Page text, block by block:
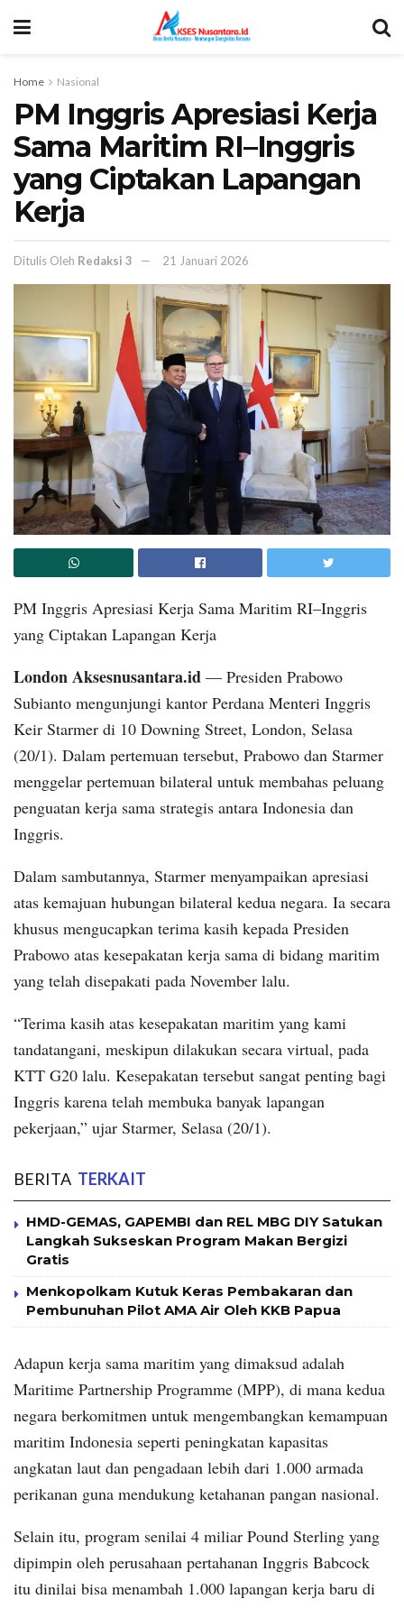
Home Nasional
PM Inggris Apresiasi Kerja
Sama Maritim RI–Inggris
yang Ciptakan Lapangan
Kerja
Ditulis Oleh Redaksi 3 21 Januari 2026
PM Inggris Apresiasi Kerja Sama Maritim RI–Inggris
yang Ciptakan Lapangan Kerja
London Aksesnusantara.id — Presiden Prabowo
Subianto mengunjungi kantor Perdana Menteri Inggris
Keir Starmer di 10 Downing Street, London, Selasa
(20/1). Dalam pertemuan tersebut, Prabowo dan Starmer
menggelar pertemuan bilateral untuk membahas peluang
penguatan kerja sama strategis antara Indonesia dan
Inggris.
Dalam sambutannya, Starmer menyampaikan apresiasi
atas kemajuan hubungan bilateral kedua negara. Ia secara
khusus mengucapkan terima kasih kepada Presiden
Prabowo atas kesepakatan kerja sama di bidang maritim
yang telah disepakati pada November lalu.
“Terima kasih atas kesepakatan maritim yang kami
tandatangani, meskipun dilakukan secara virtual, pada
KTT G20 lalu. Kesepakatan tersebut sangat penting bagi
Inggris karena telah membuka banyak lapangan
pekerjaan,” ujar Starmer, Selasa (20/1).
BERITA TERKAIT
HMD-GEMAS, GAPEMBI dan REL MBG DIY Satukan
Langkah Sukseskan Program Makan Bergizi
Gratis
Menkopolkam Kutuk Keras Pembakaran dan
Pembunuhan Pilot AMA Air Oleh KKB Papua
Adapun kerja sama maritim yang dimaksud adalah
Maritime Partnership Programme (MPP), di mana kedua
negara berkomitmen untuk mengembangkan kemampuan
maritim Indonesia seperti peningkatan kapasitas
angkatan laut dan pengadaan lebih dari 1.000 armada
perikanan guna mendukung ketahanan pangan nasional.
Selain itu, program senilai 4 miliar Pound Sterling yang
dipimpin oleh perusahaan pertahanan Inggris Babcock
itu dinilai bisa menambah 1.000 lapangan kerja baru di